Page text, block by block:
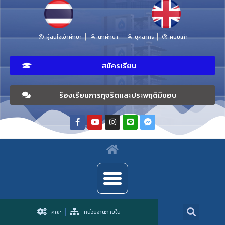
ผู้สนใจเข้าศึกษา นักศึกษา บุคลากร ศิษย์เก่า
สมัครเรียน
ร้องเรียนการทุจริตและประพฤติมิชอบ
คณะ หน่วยงานภายใน